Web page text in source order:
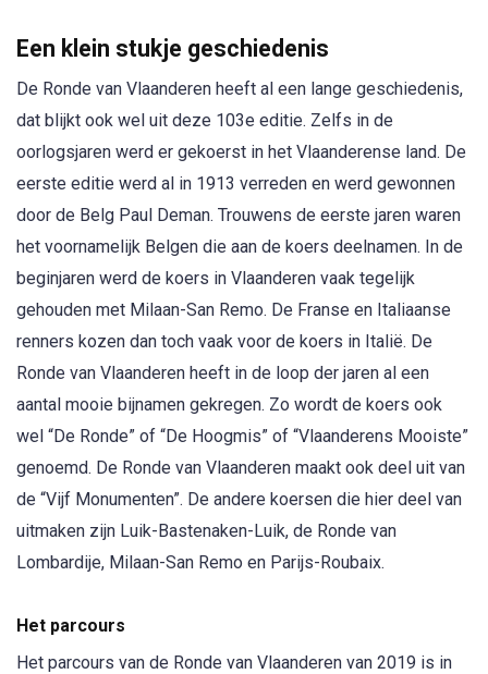
Een klein stukje geschiedenis
De Ronde van Vlaanderen heeft al een lange geschiedenis,
dat blijkt ook wel uit deze 103e editie. Zelfs in de
oorlogsjaren werd er gekoerst in het Vlaanderense land. De
eerste editie werd al in 1913 verreden en werd gewonnen
door de Belg Paul Deman. Trouwens de eerste jaren waren
het voornamelijk Belgen die aan de koers deelnamen. In de
beginjaren werd de koers in Vlaanderen vaak tegelijk
gehouden met Milaan-San Remo. De Franse en Italiaanse
renners kozen dan toch vaak voor de koers in Italië. De
Ronde van Vlaanderen heeft in de loop der jaren al een
aantal mooie bijnamen gekregen. Zo wordt de koers ook
wel “De Ronde” of “De Hoogmis” of “Vlaanderens Mooiste”
genoemd. De Ronde van Vlaanderen maakt ook deel uit van
de “Vijf Monumenten”. De andere koersen die hier deel van
uitmaken zijn Luik-Bastenaken-Luik, de Ronde van
Lombardije, Milaan-San Remo en Parijs-Roubaix.
Het parcours
Het parcours van de Ronde van Vlaanderen van 2019 is in